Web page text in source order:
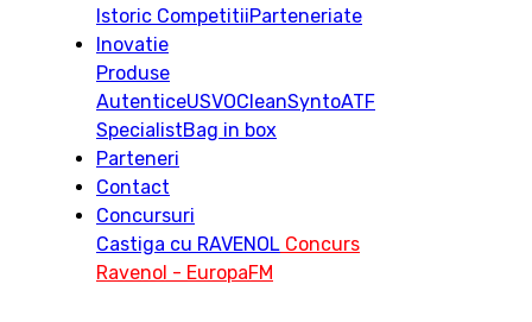
Istoric CompetitiiParteneriate
Inovatie
Produse
AutenticeUSVOCleanSyntoATF
SpecialistBag in box
Parteneri
Contact
Concursuri
Castiga cu RAVENOL Concurs
Ravenol - EuropaFM